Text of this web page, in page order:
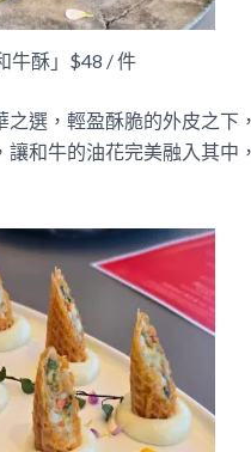
牛酥」$48 / 件
之選，輕盈酥脆的外皮之下
讓和牛的油花完美融入其